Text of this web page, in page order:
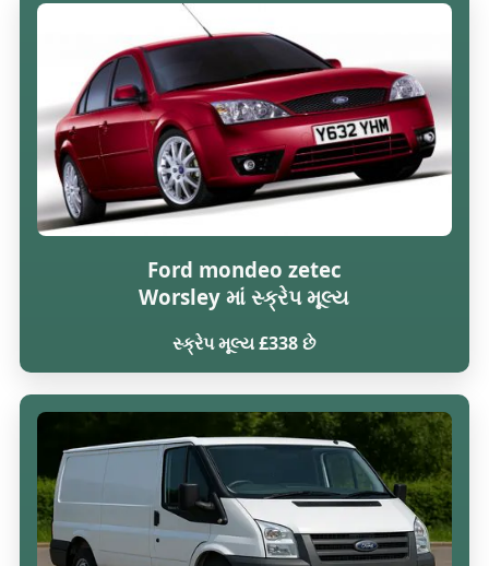
Ford mondeo zetec
Worsley માં સ્ક્રેપ મૂલ્ય
સ્ક્રેપ મૂલ્ય £338 છે